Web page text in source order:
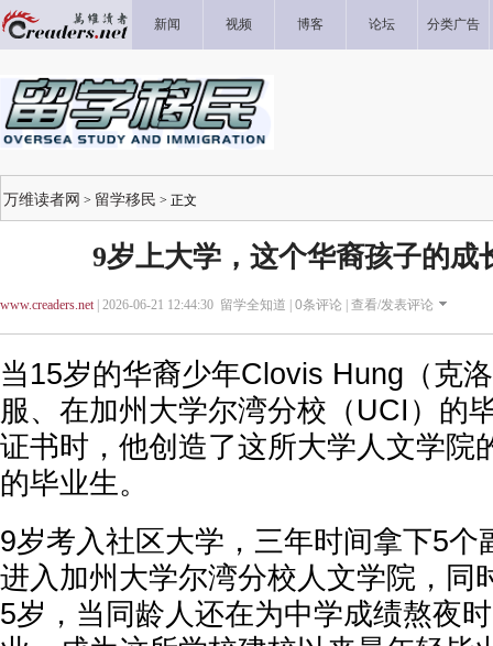
新闻 视频 博客 论坛 分类广告
万维读者网 > 留学移民 > 正文
9岁上大学，这个华裔孩子的
www.creaders.net| 2026-06-21 12:44:30 留学全知道 | 0条评论 | 查看/发表评论
当15岁的华裔少年Clovis Hung（克
服、在加州大学尔湾分校（UCI）的
证书时，他创造了这所大学人文学院
的毕业生。
9岁考入社区大学，三年时间拿下5个
进入加州大学尔湾分校人文学院，同
5岁，当同龄人还在为中学成绩熬夜